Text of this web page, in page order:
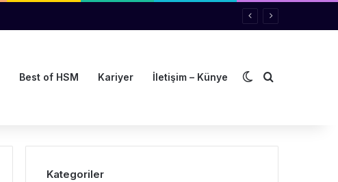
Best of HSM Kariyer İletişim – Künye Dış görünümü
Arama yap
Kategoriler